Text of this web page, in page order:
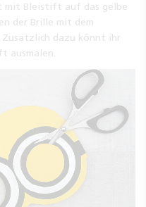
mit Bleistift auf das gelbe
der Brille mit dem
Zusätzlich dazu könnt ihr
ausmalen.